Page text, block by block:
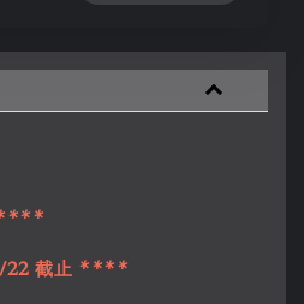
****
截止 ****